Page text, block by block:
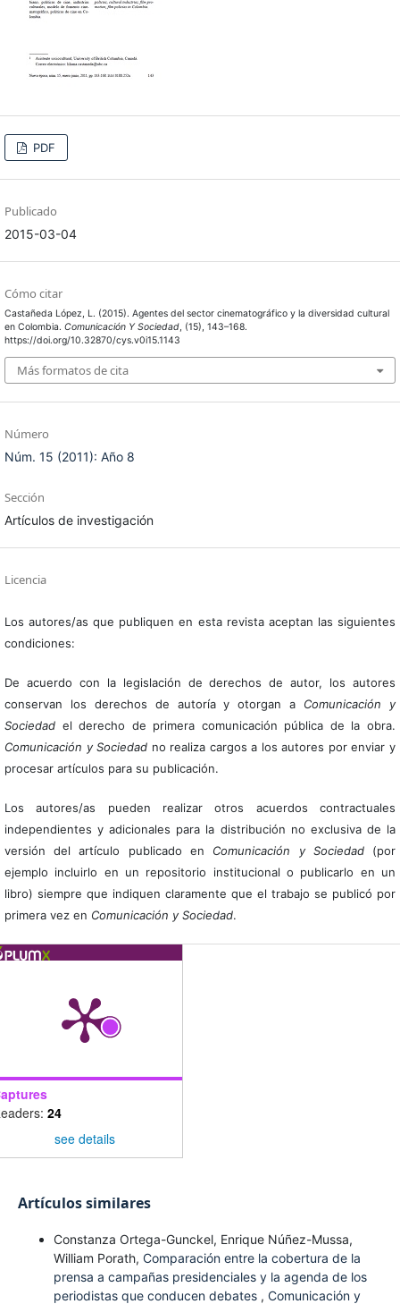
PDF
Publicado
2015-03-04
Cómo citar
Castañeda López, L. (2015). Agentes del sector cinematográfico y la diversidad cultural
en Colombia. Comunicación Y Sociedad, (15), 143–168.
https://doi.org/10.32870/cys.v0i15.1143
Más formatos de cita
Número
Núm. 15 (2011): Año 8
Sección
Artículos de investigación
Licencia
Los autores/as que publiquen en esta revista aceptan las siguientes
condiciones:
De acuerdo con la legislación de derechos de autor, los autores
conservan los derechos de autoría y otorgan a Comunicación y
Sociedadel derecho de primera comunicación pública de la obra.
Comunicación y Sociedad no realiza cargos a los autores por enviar y
procesar artículos para su publicación.
Los autores/as pueden realizar otros acuerdos contractuales
independientes y adicionales para la distribución no exclusiva de la
versión del artículo publicado en Comunicación y Sociedad(por
ejemplo incluirlo en un repositorio institucional o publicarlo en un
libro) siempre que indiquen claramente que el trabajo se publicó por
primera vez en Comunicación y Sociedad.
24
see details
Artículos similares
Constanza Ortega-Gunckel, Enrique Núñez-Mussa,
William Porath, Comparación entre la cobertura de la
prensa a campañas presidenciales y la agenda de los
periodistas que conducen debates , Comunicación y